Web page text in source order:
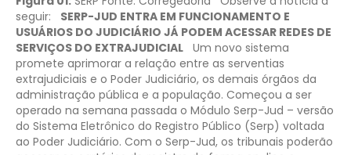
seguir:
SERP-JUD ENTRA EM FUNCIONAMENTO E
USUÁRIOS DO JUDICIÁRIO JÁ PODEM ACESSAR REDES DE
SERVIÇOS DO EXTRAJUDICIAL Um novo sistema
promete aprimorar a relação entre as serventias
extrajudiciais e o Poder Judiciário, os demais órgãos da
administração pública e a população. Começou a ser
operado na semana passada o Módulo Serp-Jud – versão
do Sistema Eletrônico do Registro Público (Serp) voltada
ao Poder Judiciário. Com o Serp-Jud, os tribunais poderão